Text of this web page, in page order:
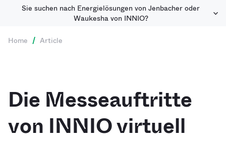
Sie suchen nach Energielösungen von Jenbacher oder
Waukesha von INNIO?
Home / Article
Die Messeauftritte
von INNIO virtuell